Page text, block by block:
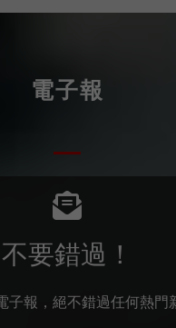
電子報
不要錯過！
子報，絕不錯過任何熱門